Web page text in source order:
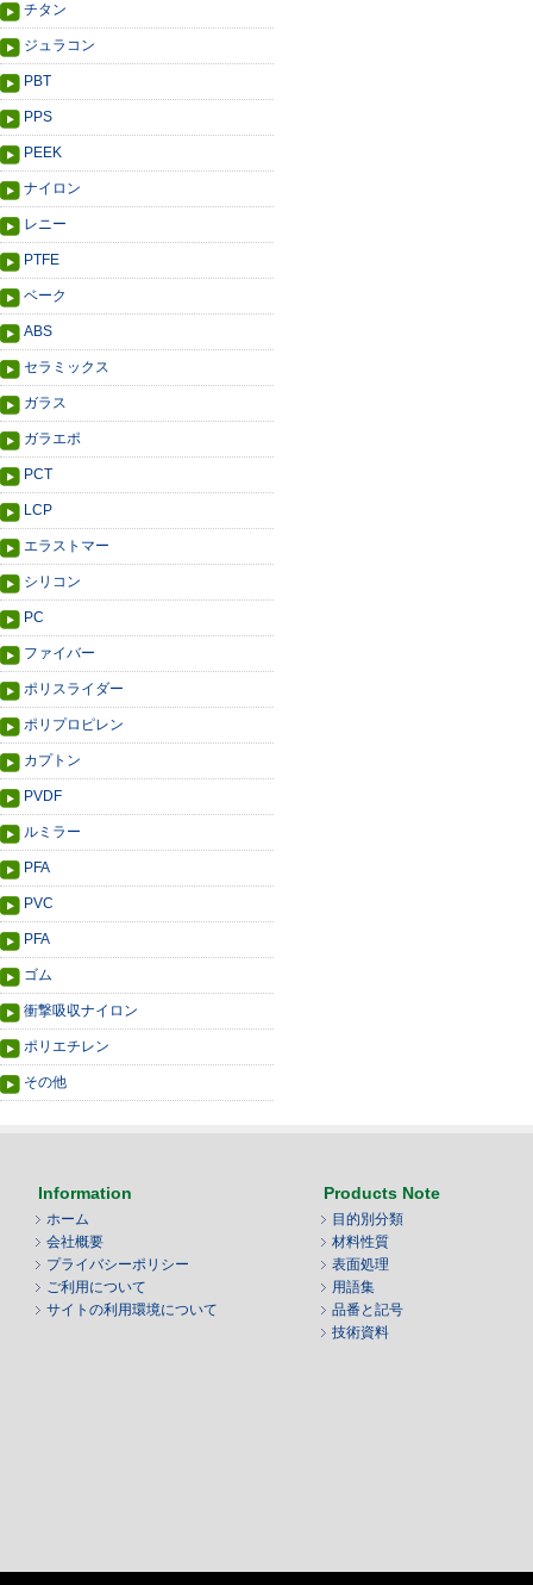
チタン
ジュラコン
PBT
PPS
PEEK
ナイロン
レニー
PTFE
ベーク
ABS
セラミックス
ガラス
ガラエポ
PCT
LCP
エラストマー
シリコン
PC
ファイバー
ポリスライダー
ポリプロピレン
カプトン
PVDF
ルミラー
PFA
PVC
PFA
ゴム
衝撃吸収ナイロン
ポリエチレン
その他
Information
ホーム
会社概要
プライバシーポリシー
ご利用について
サイトの利用環境について
Products Note
目的別分類
材料性質
表面処理
用語集
品番と記号
技術資料